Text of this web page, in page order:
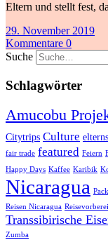
Eltern und stellt fest,
29. November 2019
Kommentare 0
Suche
Schlagwörter
Amucobu
Citytrips Culture
fair trade featured Feiern
Happy Days Kaffee Karibik
Nicaragua
Reisen Nicaragua
Transsibirische
Zumba